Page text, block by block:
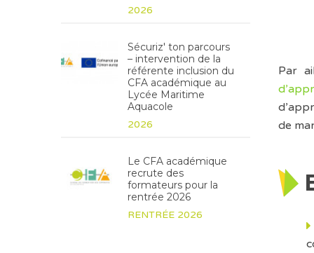
2026
Sécuriz' ton parcours
– intervention de la
référente inclusion du
CFA académique au
Lycée Maritime
Aquacole
2026
Le CFA académique
recrute des
formateurs pour la
rentrée 2026
RENTRÉE 2026
Par
de